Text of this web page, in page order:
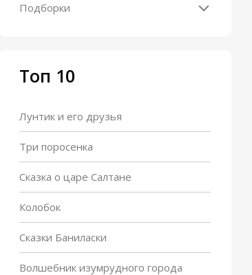
Подборки
Топ 10
Лунтик и его друзья
Три поросенка
Сказка о царе Салтане
Колобок
Сказки Баниласки
Волшебник изумрудного города